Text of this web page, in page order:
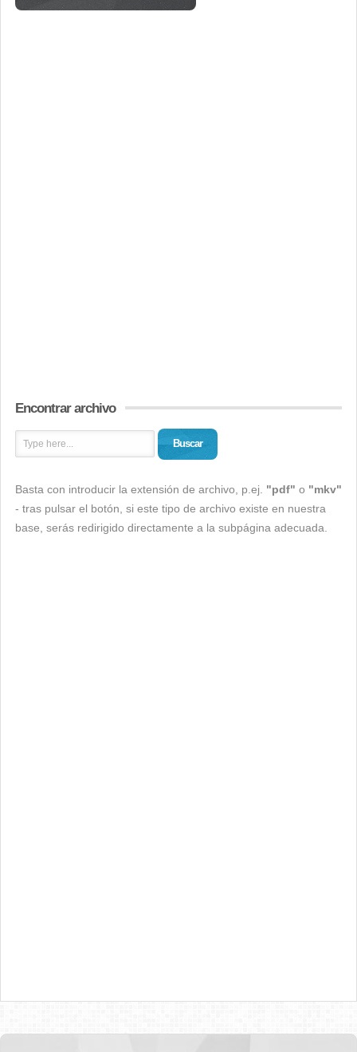
Encontrar archivo
Buscar
Basta con introducir la extensión de archivo, p.ej. "pdf" o "mkv"
- tras pulsar el botón, si este tipo de archivo existe en nuestra
base, serás redirigido directamente a la subpágina adecuada.